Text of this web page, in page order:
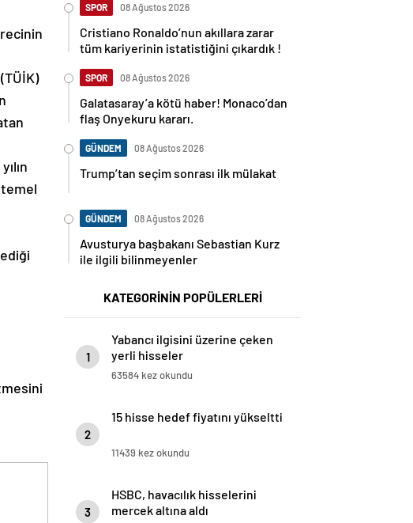
temel
SPOR 08 Ağustos 2026
Cristiano Ronaldo’nun akıllara zarar
tüm kariyerinin istatistiğini çıkardık !
SPOR 08 Ağustos 2026
Galatasaray’a kötü haber! Monaco’dan
flaş Onyekuru kararı.
GÜNDEM 08 Ağustos 2026
Trump’tan seçim sonrası ilk mülakat
GÜNDEM 08 Ağustos 2026
Avusturya başbakanı Sebastian Kurz
ile ilgili bilinmeyenler
KATEGORİNİN POPÜLERLERİ
1
Yabancı ilgisini üzerine çeken
yerli hisseler
63584 kez okundu
2
15 hisse hedef fiyatını yükseltti
11439 kez okundu
3
HSBC, havacılık hisselerini
mercek altına aldı